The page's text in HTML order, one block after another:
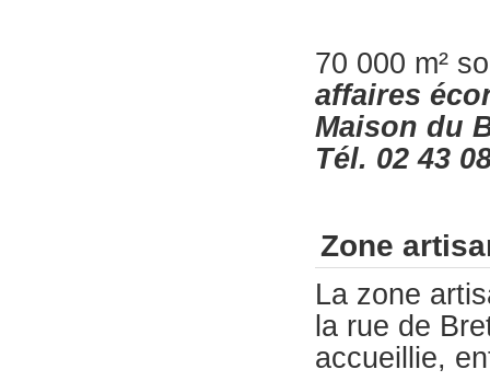
70 000 m²
affaires
Maison du
Tél. 02 43
Zone
La zone
la rue de
accueillie,